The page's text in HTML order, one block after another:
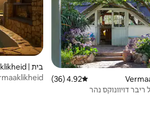
דירוג ממוצע של 4.92 מתוך 5, 36 ביקורות
4.92 (36)
דויוונוקס נהר
בית | Vermaaklikheid